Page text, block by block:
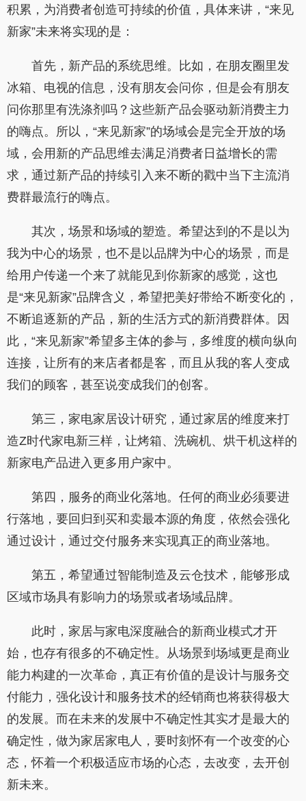
积累，为消费者创造可持续的价值，具体来讲，“来见
新家”未来将实现的是：
首先，新产品的系统思维。比如，在朋友圈里发
冰箱、电视的信息，没有朋友会问你，但是会有朋友
问你那里有洗涤剂吗？这些新产品会驱动新消费主力
的嗨点。所以，“来见新家”的场域会是完全开放的场
域，会用新的产品思维去满足消费者日益增长的需
求，通过新产品的持续引入来不断的戳中当下主流消
费群最流行的嗨点。
其次，场景和场域的塑造。希望达到的不是以为
我为中心的场景，也不是以品牌为中心的场景，而是
给用户传递一个来了就能见到你新家的感觉，这也
是“来见新家”品牌含义，希望把美好带给不断变化的，
不断追逐新的产品，新的生活方式的新消费群体。因
此，“来见新家”希望多主体的参与，多维度的横向纵向
连接，让所有的来店者都是客，而且从我的客人变成
我们的顾客，甚至说变成我们的创客。
第三，家电家居设计研究，通过家居的维度来打
造Z时代家电新三样，让烤箱、洗碗机、烘干机这样的
新家电产品进入更多用户家中。
第四，服务的商业化落地。任何的商业必须要进
行落地，要回归到买和卖最本源的角度，依然会强化
通过设计，通过交付服务来实现真正的商业落地。
第五，希望通过智能制造及云仓技术，能够形成
区域市场具有影响力的场景或者场域品牌。
此时，家居与家电深度融合的新商业模式才开
始，也存有很多的不确定性。从场景到场域更是商业
能力构建的一次革命，真正有价值的是设计与服务交
付能力，强化设计和服务技术的经销商也将获得极大
的发展。而在未来的发展中不确定性其实才是最大的
确定性，做为家居家电人，要时刻怀有一个改变的心
态，怀着一个积极适应市场的心态，去改变，去开创
新未来。